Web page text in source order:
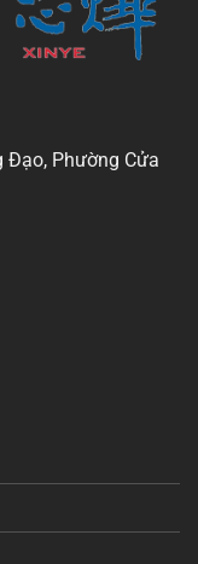
Đạo, Phường Cửa